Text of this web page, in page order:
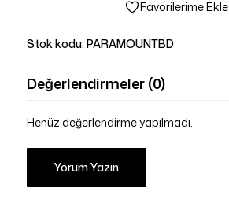
Favorilerime Ekle
Stok kodu: PARAMOUNTBD
Değerlendirmeler (0)
Henüz değerlendirme yapılmadı.
Yorum Yazın